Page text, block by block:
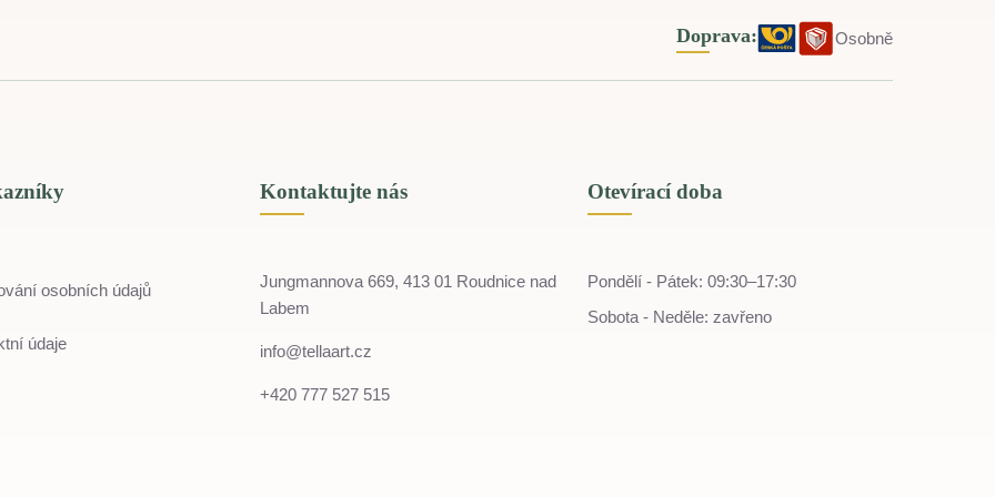
Doprava: Osobně
osobních údajů
údaje
Kontaktujte nás
Jungmannova 669, 413 01 Roudnice nad
Labem
info@tellaart.cz
+420 777 527 515
Otevírací doba
Pondělí - Pátek: 09:30–17:30
Sobota - Neděle: zavřeno